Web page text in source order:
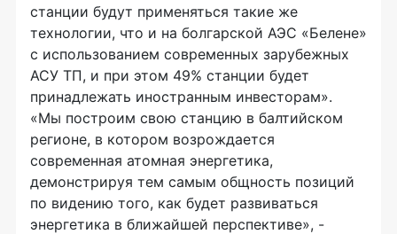
станции будут применяться такие же
технологии, что и на болгарской АЭС «Белене»
с использованием современных зарубежных
АСУ ТП, и при этом 49% станции будет
принадлежать иностранным инвесторам».
«Мы построим свою станцию в балтийском
регионе, в котором возрождается
современная атомная энергетика,
демонстрируя тем самым общность позиций
по видению того, как будет развиваться
энергетика в ближайшей перспективе», -